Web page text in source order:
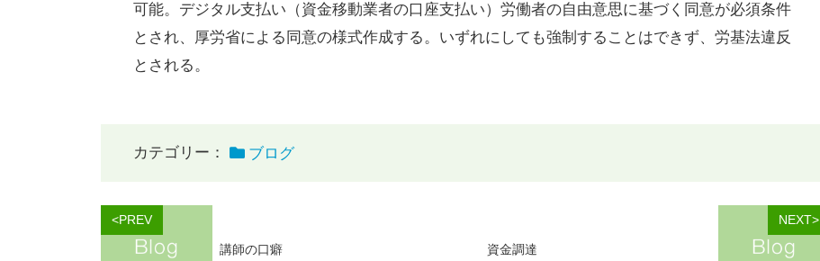
可能。デジタル支払い（資金移動業者の口座支払い）労働者の自由意思に基づく同意が必須条件
とされ、厚労省による同意の様式作成する。いずれにしても強制することはできず、労基法違反
とされる。
カテゴリー： ブログ
<PREV
講師の口癖
NEXT>
資金調達